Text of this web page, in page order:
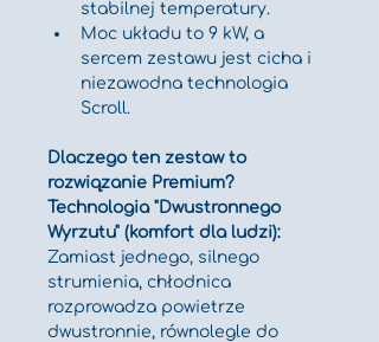
stabilnej temperatury.
Moc układu to 9 kW, a
sercem zestawu jest cicha i
niezawodna technologia
Scroll.
Dlaczego ten zestaw to
rozwiązanie Premium?
Technologia "Dwustronnego
Wyrzutu" (komfort dla ludzi):
Zamiast jednego, silnego
strumienia, chłodnica
rozprowadza powietrze
dwustronnie, równolegle do